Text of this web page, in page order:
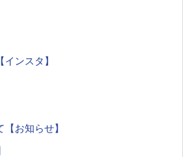
ンスタ】
お知らせ】